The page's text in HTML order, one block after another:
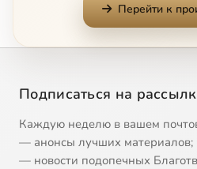
Кондак праздника
Перейти к
Подписаться на
Каждую неделю в вашем
— анонсы лучших материалов;
— новости подопечных